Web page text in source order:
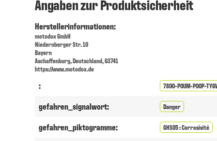
Angaben zur Produktsicherheit
Herstellerinformationen:
motodox GmbH
Niedernberger Str. 10
Bayern
Aschaffenburg, Deutschland, 63741
https://www.motodox.de
: 7800-P0UM-P00P-
gefahren_signalwort: Danger
gefahren_piktogramme: GHS05 : Corrosivité